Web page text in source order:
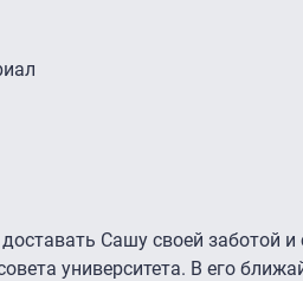
Сашу своей заботой и
университета. В его